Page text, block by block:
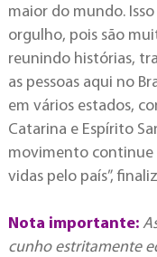
maior do mundo.
orgulho, pois são
reunindo histórias,
as pessoas aqui no
em vários estados,
Catarina e Espírito
movimento continue
vidas pelo país”,
Nota importante:
cunho estritamente